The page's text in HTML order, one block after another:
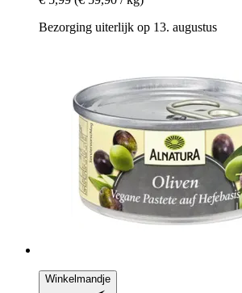
Bezorging uiterlijk op 13. augustus
Winkelmandje